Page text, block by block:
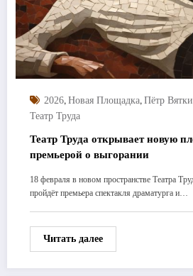
2026, Новая Площадка, Пётр
Театр Труда
Театр Труда открывает новую
премьерой о выгорании
18 февраля в новом пространстве Театра
пройдёт премьера спектакля драматурга и…
Читать далее